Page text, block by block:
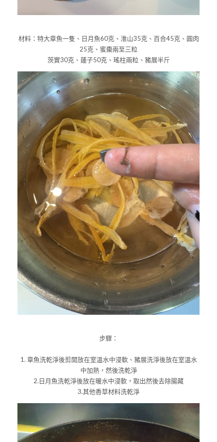
材料：特大章魚一隻、日月魚60克、淮山35克、百合45克、圓肉
25克、蜜棗兩至三粒
茨實30克、蓮子50克、瑤柱兩粒、豬展半斤
步驟：
1. 章魚洗乾淨後剪開放在室溫水中浸軟、豬展洗淨後放在室溫水
中加熱，然後洗乾淨
2.日月魚洗乾淨後放在暖水中浸軟，取出然後去除腸藏
3.其他香草材料洗乾淨